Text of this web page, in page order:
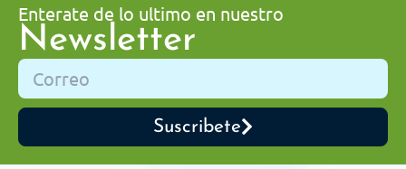
Enterate de lo ultimo en nuestro
Newsletter
Suscribete